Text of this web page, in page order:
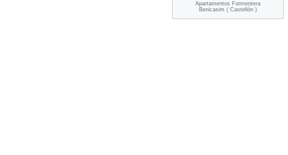
Apartamentos Formentera
Benicasim ( Castellón )